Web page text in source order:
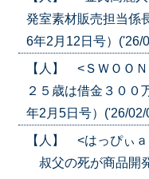
発室素材販売担当
6年2月12日号）('26/
【人】 <ＳＷＯＯ
２５歳は借金３００
年2月5日号）('26/02/
【人】 <はっぴぃ
叔父の死が商品開